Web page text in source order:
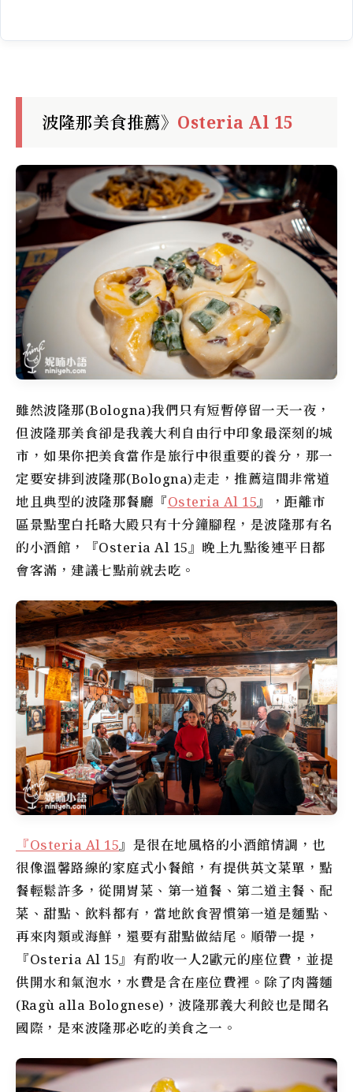
波隆那美食推薦》 Osteria Al 15
雖然波隆那(Bologna)我們只有短暫停留一天一夜，
但波隆那美食卻是我義大利自由行中印象最深刻的城
市，如果你把美食當作是旅行中很重要的養分，那一
定要安排到波隆那(Bologna)走走，推薦這間非常道
地且典型的波隆那餐廳『Osteria Al 15』，距離市
區景點聖白托略大殿只有十分鐘腳程，是波隆那有名
的小酒館，『Osteria Al 15』晚上九點後連平日都
會客滿，建議七點前就去吃。
『Osteria Al 15』是很在地風格的小酒館情調，也
很像溫馨路線的家庭式小餐館，有提供英文菜單，點
餐輕鬆許多，從開胃菜、第一道餐、第二道主餐、配
菜、甜點、飲料都有，當地飲食習慣第一道是麵點、
再來肉類或海鮮，還要有甜點做結尾。順帶一提，
『Osteria Al 15』有酌收一人2歐元的座位費，並提
供開水和氣泡水，水費是含在座位費裡。除了肉醬麵
(Ragù alla Bolognese)，波隆那義大利餃也是聞名
國際，是來波隆那必吃的美食之一。